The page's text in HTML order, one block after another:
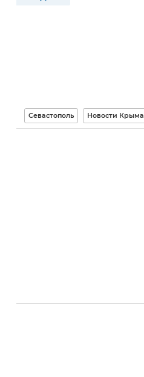
Севастополь Новости Крыма